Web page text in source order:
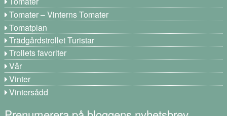
Tomater – Vinterns Tomater
Tomatplan
Trädgårdstrollet Turistar
Trollets favoriter
Vår
Vinter
Vintersådd